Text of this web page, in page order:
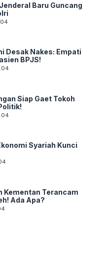
Baru Guncang
Desak Nakes: Empati
BPJS!
Siap Gaet Tokoh
Syariah Kunci
Kementan Terancam
Ada Apa?